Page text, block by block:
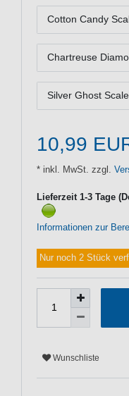
Cotton Candy
Chartreuse
Silver Ghost
10,99
* inkl. MwSt. zzgl.
Lieferzeit 1-3 Tage
Informationen zur
Nur noch 2 Stück
Wunschliste